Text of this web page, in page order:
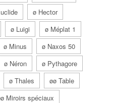
ø Hector
ø Luigi
ø Méplat 1
ø Minus
ø Naxos 50
ø Néron
ø Pythagore
ø Thales
øø Table
Miroirs spéciaux